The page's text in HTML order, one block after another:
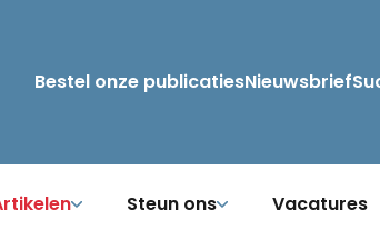
Bestel onze publicatiesNieuwsbrief
Steun ons Vacatures